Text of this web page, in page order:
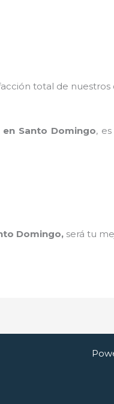
total de
Santo Domingo,
Domingo, será tu